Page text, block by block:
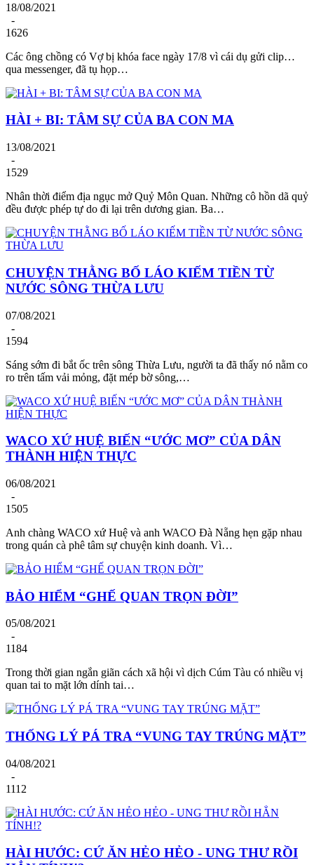
18/08/2021
-
1626
Các ông chồng có Vợ bị khóa face ngày 17/8 vì cái dụ gửi clip…
qua messenger, đã tụ họp…
HÀI + BI: TÂM SỰ CỦA BA CON MA
13/08/2021
-
1529
Nhân thời điểm địa ngục mở Quỷ Môn Quan. Những cô hồn dã quỷ
đều được phép tự do đi lại trên dương gian. Ba…
CHUYỆN THẰNG BỐ LÁO KIẾM TIỀN TỪ
NƯỚC SÔNG THỪA LƯU
07/08/2021
-
1594
Sáng sớm đi bắt ốc trên sông Thừa Lưu, người ta đã thấy nó nằm co
ro trên tấm vải mỏng, đặt mép bờ sông,…
WACO XỨ HUỆ BIẾN “ƯỚC MƠ” CỦA DÂN
THÀNH HIỆN THỰC
06/08/2021
-
1505
Anh chàng WACO xứ Huệ và anh WACO Đà Nẵng hẹn gặp nhau
trong quán cà phê tâm sự chuyện kinh doanh. Vì…
BẢO HIỂM “GHẾ QUAN TRỌN ĐỜI”
05/08/2021
-
1184
Trong thời gian ngắn giãn cách xã hội vì dịch Cúm Tàu có nhiều vị
quan tai to mặt lớn dính tai…
THỐNG LÝ PÁ TRA “VUNG TAY TRÚNG MẶT”
04/08/2021
-
1112
HÀI HƯỚC: CỨ ĂN HẺO HẺO - UNG THƯ RỒI